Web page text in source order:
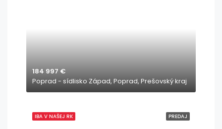
184 997 €
Poprad - sídlisko Západ, Poprad, Prešovský kraj
PREDAJ
IBA V NAŠEJ RK